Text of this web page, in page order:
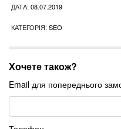
ДАТА: 08.07.2019
КАТЕГОРІЯ: SEO
Хочете також?
Email для попереднього